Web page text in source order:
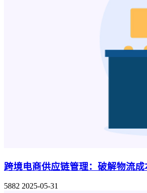
跨境电商供应链管理：破解物流
5882 2025-05-31